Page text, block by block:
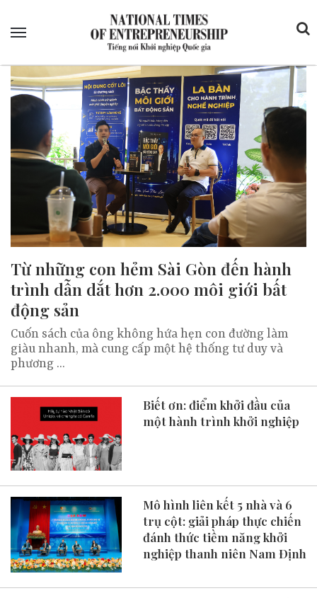
Từ những con hẻm Sài Gòn đến hành
trình dẫn dắt hơn 2.000 môi giới bất
động sản
Cuốn sách của ông không hứa hẹn con đường làm
giàu nhanh, mà cung cấp một hệ thống tư duy và
phương ...
Biết ơn: điểm khởi đầu của
một hành trình khởi nghiệp
Mô hình liên kết 5 nhà và 6
trụ cột: giải pháp thực chiến
đánh thức tiềm năng khởi
nghiệp thanh niên Nam Định